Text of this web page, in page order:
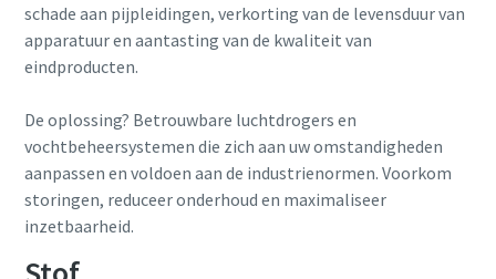
Ontdek het zelf
schade aan pijpleidingen, verkorting van de levensduur van
apparatuur en aantasting van de kwaliteit van
eindproducten.
De oplossing? Betrouwbare luchtdrogers en
vochtbeheersystemen die zich aan uw omstandigheden
aanpassen en voldoen aan de industrienormen. Voorkom
storingen, reduceer onderhoud en maximaliseer
inzetbaarheid.